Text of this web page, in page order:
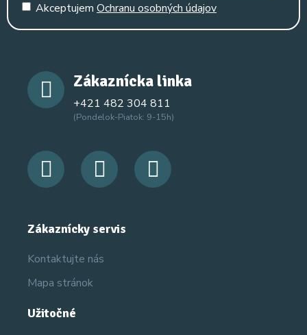
Akceptujem Ochranu osobných údajov
Zákaznícka linka
+421 482 304 811
(Pondelok-Piatok: 9-15h)
Zákaznícky servis
Kontaktujte nás
Mapa stránok
Užitočné